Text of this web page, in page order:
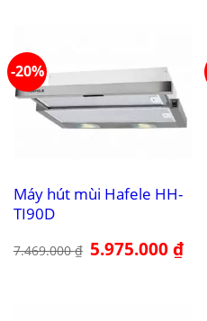
-20%
Máy hút mùi Hafele HH-
TI90D
7.469.000₫ Giá
gốc
5.975.000₫Giá
hiện